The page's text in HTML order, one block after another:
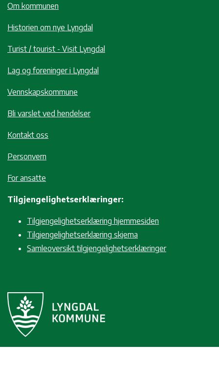
Om kommunen
Historien om nye Lyngdal
Turist / tourist - Visit Lyngdal
Lag og foreninger i Lyngdal
Vennskapskommune
Bli varslet ved hendelser
Kontakt oss
Personvern
For ansatte
Tilgjengelighetserklæringer:
Tilgjengelighetserklæring hjemmesiden
Tilgjengelighetserklæring skjema
Samleoversikt tilgjengelighetserklæringer